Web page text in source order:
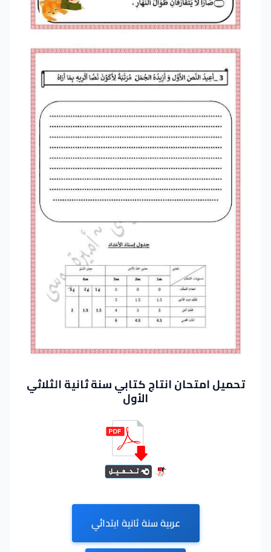
تحميل امتحان انتاج كتابي سنة ثانية الثلاثي
الأول
عربية سنة ثانية ابتدائي